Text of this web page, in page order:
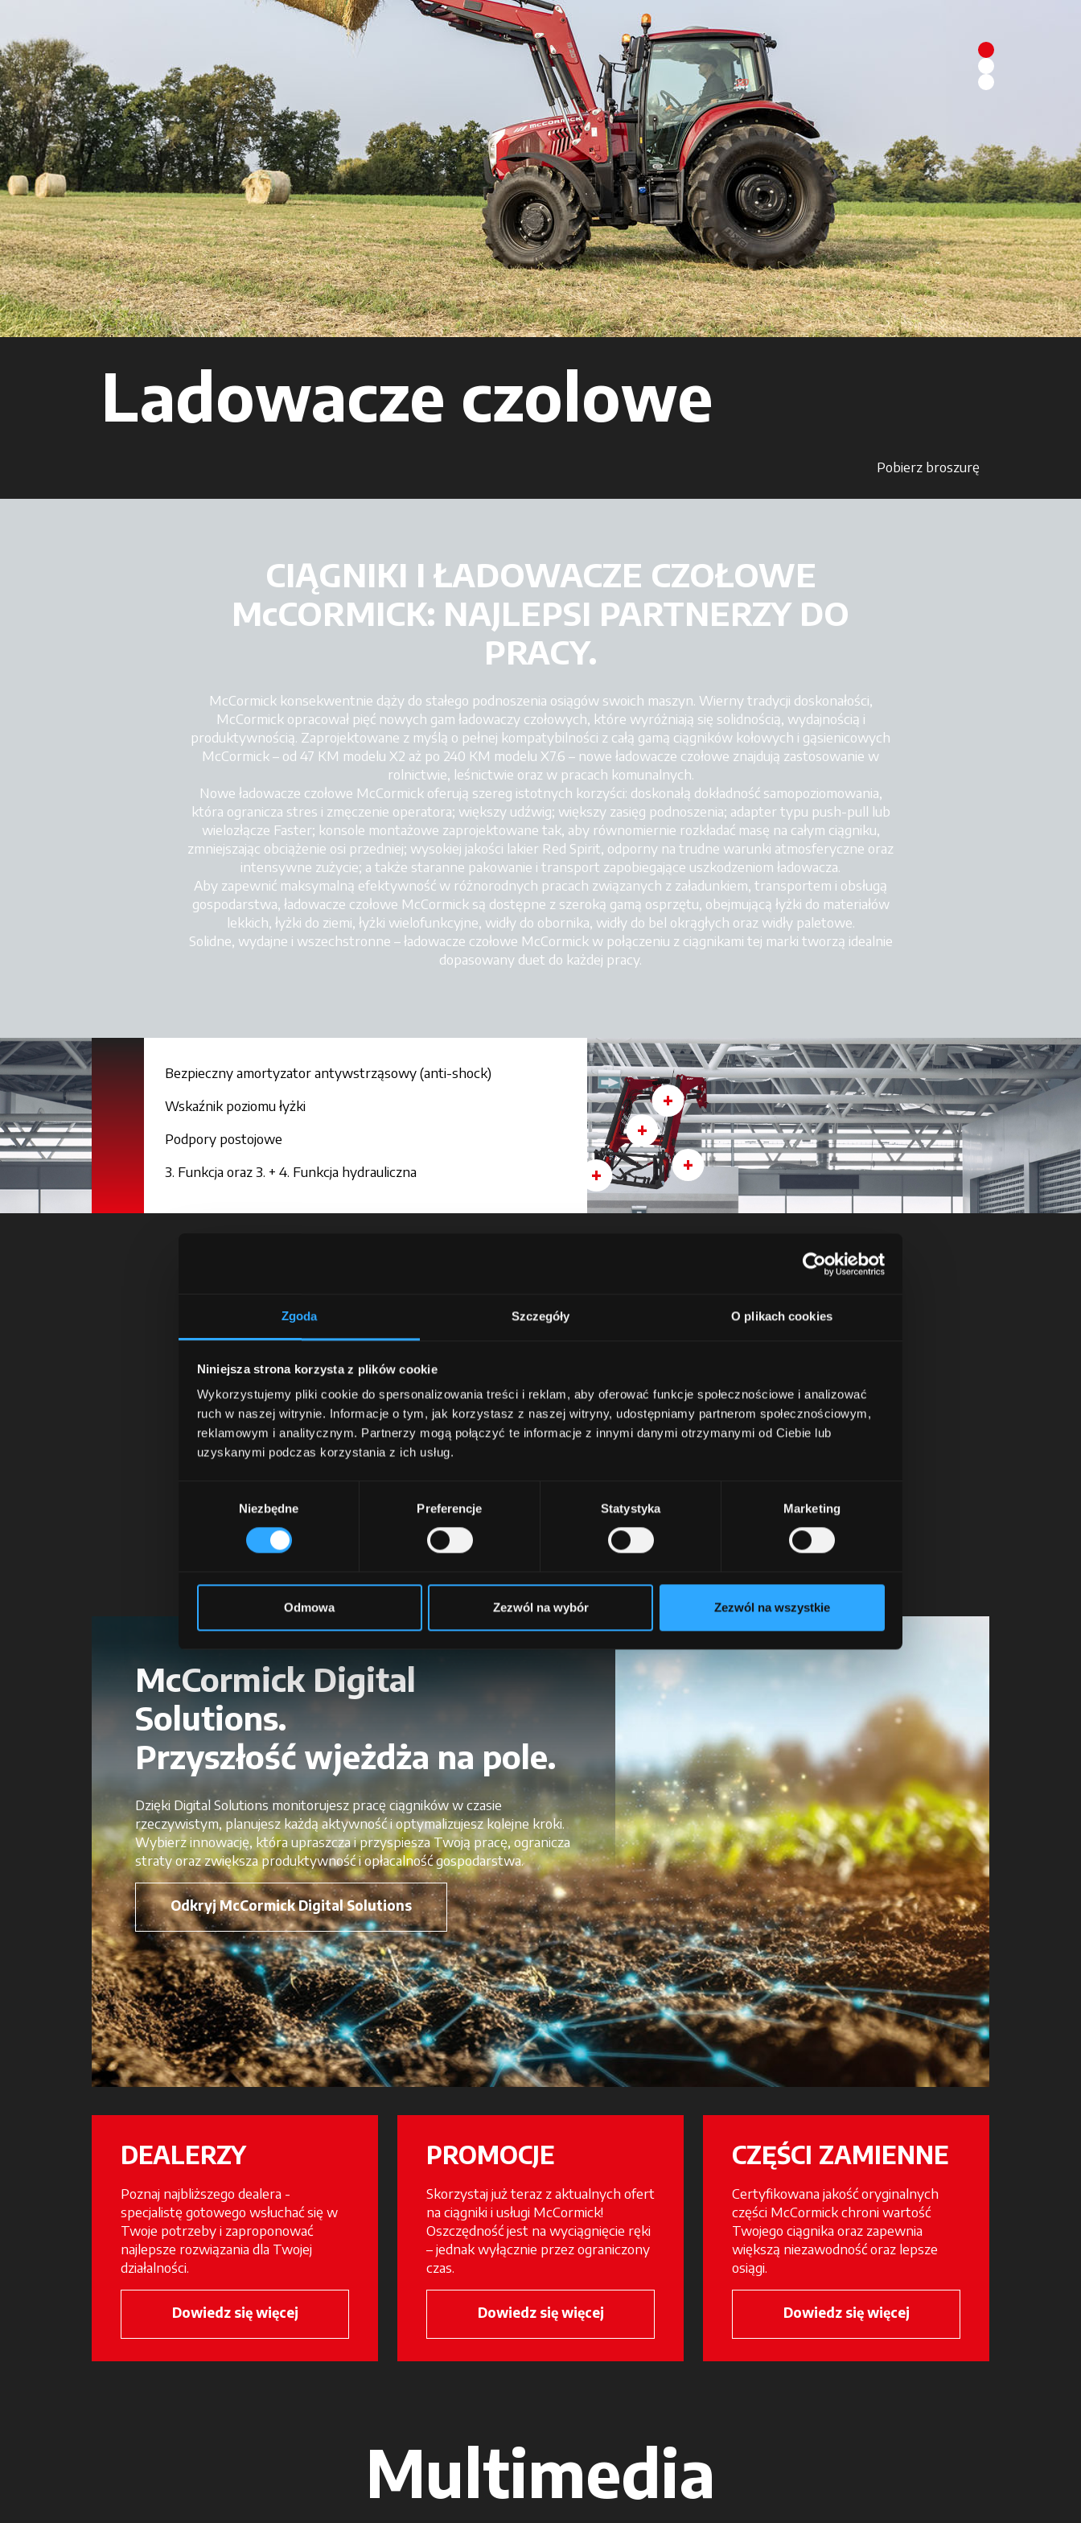
Zgoda Szczegóły O plikach cookies
Niniejsza strona korzysta z plików cookie
Wykorzystujemy pliki cookie do spersonalizowania treści i reklam, aby oferować funkcje społecznościowe i analizować
ruch w naszej witrynie. Informacje o tym, jak korzystasz z naszej witryny, udostępniamy partnerom społecznościowym,
reklamowym i analitycznym. Partnerzy mogą połączyć te informacje z innymi danymi otrzymanymi od Ciebie lub
uzyskanymi podczas korzystania z ich usług.
Niezbędne Preferencje Statystyka Marketing
Odmowa Zezwól na wybór Zezwól na wszystkie
Ladowacze czolowe
Pobierz broszurę
CIĄGNIKI I ŁADOWACZE CZOŁOWE
McCORMICK: NAJLEPSI PARTNERZY DO
PRACY.
McCormick konsekwentnie dąży do stałego podnoszenia osiągów swoich maszyn. Wierny tradycji doskonałości,
McCormick opracował pięć nowych gam ładowaczy czołowych, które wyróżniają się solidnością, wydajnością i
produktywnością. Zaprojektowane z myślą o pełnej kompatybilności z całą gamą ciągników kołowych i gąsienicowych
McCormick – od 47 KM modelu X2 aż po 240 KM modelu X7.6 – nowe ładowacze czołowe znajdują zastosowanie w
rolnictwie, leśnictwie oraz w pracach komunalnych.
Nowe ładowacze czołowe McCormick oferują szereg istotnych korzyści: doskonałą dokładność samopoziomowania,
która ogranicza stres i zmęczenie operatora; większy udźwig; większy zasięg podnoszenia; adapter typu push-pull lub
wielozłącze Faster; konsole montażowe zaprojektowane tak, aby równomiernie rozkładać masę na całym ciągniku,
zmniejszając obciążenie osi przedniej; wysokiej jakości lakier Red Spirit, odporny na trudne warunki atmosferyczne oraz
intensywne zużycie; a także staranne pakowanie i transport zapobiegające uszkodzeniom ładowacza.
Aby zapewnić maksymalną efektywność w różnorodnych pracach związanych z załadunkiem, transportem i obsługą
gospodarstwa, ładowacze czołowe McCormick są dostępne z szeroką gamą osprzętu, obejmującą łyżki do materiałów
lekkich, łyżki do ziemi, łyżki wielofunkcyjne, widły do obornika, widły do bel okrągłych oraz widły paletowe.
Solidne, wydajne i wszechstronne – ładowacze czołowe McCormick w połączeniu z ciągnikami tej marki tworzą idealnie
dopasowany duet do każdej pracy.
Bezpieczny amortyzator antywstrząsowy (anti-shock)
Wskaźnik poziomu łyżki
Podpory postojowe
3. Funkcja oraz 3. + 4. Funkcja hydrauliczna
+
+
+
+
Wejdź do świata McCormick
stwórz go dzięki naszemu intuicyjnemu
dealera— znajdziesz tam specjalistę gotowego wysłuchać Cię i doradzić najlepsze rozwiązanie.
Odkryjtakże ekskluzywnepromocjeoraz korzyści przeznaczone dla klientów McCormick.
A dzięki aplikacjiMy McCormickwejdziesz w świat technologii i innowacji, pozostając na bieżąco z
nowościami i ofertami.
Z McCormick Twoja wizja ciągnika staje się rzeczywistością.
Poproś o informacje
McCormick Digital
Solutions.
Przyszłość wjeżdża na pole.
Dzięki Digital Solutions monitorujesz pracę ciągników w czasie
rzeczywistym, planujesz każdą aktywność i optymalizujesz kolejne kroki.
Wybierz innowację, która upraszcza i przyspiesza Twoją pracę, ogranicza
straty oraz zwiększa produktywność i opłacalność gospodarstwa.
Odkryj McCormick Digital Solutions
DEALERZY
Poznaj najbliższego dealera -
specjalistę gotowego wsłuchać się w
Twoje potrzeby i zaproponować
najlepsze rozwiązania dla Twojej
działalności.
Dowiedz się więcej
PROMOCJE
Skorzystaj już teraz z aktualnych ofert
na ciągniki i usługi McCormick!
Oszczędność jest na wyciągnięcie ręki
– jednak wyłącznie przez ograniczony
czas.
Dowiedz się więcej
CZĘŚCI ZAMIENNE
Certyfikowana jakość oryginalnych
części McCormick chroni wartość
Twojego ciągnika oraz zapewnia
większą niezawodność oraz lepsze
osiągi.
Dowiedz się więcej
Multimedia